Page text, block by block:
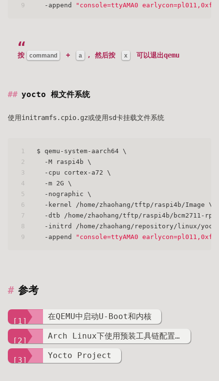
9
  -append
"console=ttyAMA0
按 command + a , 然后按 x 可以退出qemu
yocto 根文件系统
使用initramfs.cpio.gz或使用sd卡挂载文件系统
1
2
3
4
5
6
7
8
9
$ qemu-system-aarch64 \
  -M raspi4b \
  -cpu cortex-a72 \
  -m 2G \
  -nographic \
  -kernel /home/zhaohang/tftp/raspi4b/Image \
-dtb /home/zhaohang/tftp/raspi4b/bcm2711-
-initrd /home/zhaohang/repository/linux/
  -append
"console=ttyAMA0
参考
[1]
在QEMU中启动U-Boot和内核
[2]
Arch Linux下使用预装工具链配置Buildroot的解决方案
[3]
Yocto Project